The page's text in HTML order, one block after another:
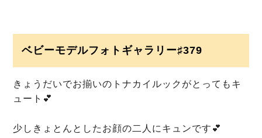
ベビーモデルフォトギャラリー♯379
きょうだいでお揃いのトナカイルックがとってもキ
ュート💕
少しきょとんとしたお顔の二人にキュンです💕